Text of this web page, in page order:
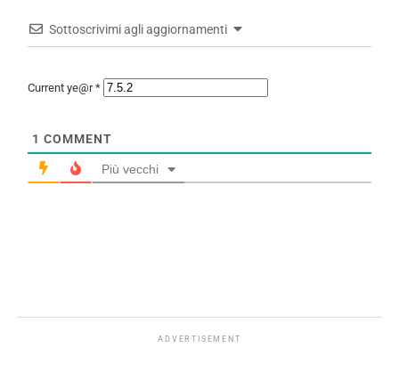
Sottoscrivimi agli aggiornamenti
Current ye@r*
1 COMMENT
Più vecchi
ADVERTISEMENT